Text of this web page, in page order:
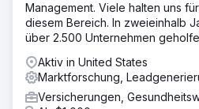
Lösung
Anchour bot Full-Service-
Markenstrategie, Webdesign,
Entwicklung und
Prüfung der Website, der
Mitgliederbasis von Walden
wichtige
Management. Viele halten uns
diesem Bereich. In zweieinhalb
über 2.500 Unternehmen
Aktiv in United States
Marktforschung,
Versicherungen,